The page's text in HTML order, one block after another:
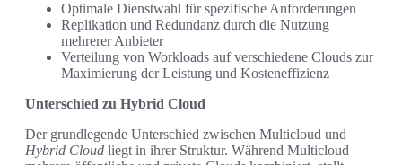
Optimale Dienstwahl für spezifische Anforderungen
Replikation und Redundanz durch die Nutzung
mehrerer Anbieter
Verteilung von Workloads auf verschiedene Clouds zur
Maximierung der Leistung und Kosteneffizienz
Unterschied zu Hybrid Cloud
Der grundlegende Unterschied zwischen Multicloud und
Hybrid Cloud liegt in ihrer Struktur. Während Multicloud